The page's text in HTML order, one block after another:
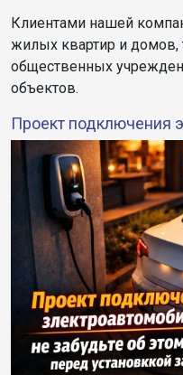
Клиентами нашей
жилых квартир и домов,
общественных
объектов.
Проект подключения